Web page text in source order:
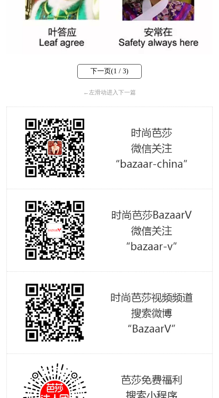
下一页(1 / 3)
← 左滑动进入下一篇